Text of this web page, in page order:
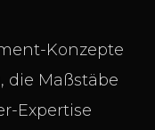
Konzepte
die Maßstäbe
Expertise